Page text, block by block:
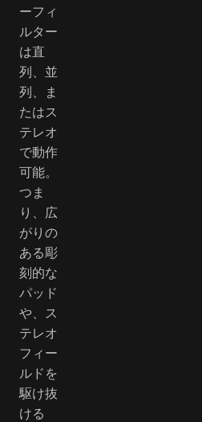
ーフィ
ルター
は直
列、並
列、ま
たはス
テレオ
で動作
可能。
つま
り、広
がりの
ある彫
刻的な
パッド
や、ス
テレオ
フィー
ルドを
駆け抜
ける